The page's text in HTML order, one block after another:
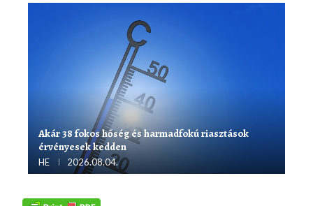
Akár 38 fokos hőség és harmadfokú riasztások
érvényesek kedden
HE 2026.08.04.